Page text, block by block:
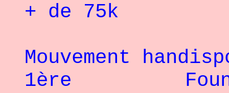
+ de 75k
Mouvement
1ère Foune